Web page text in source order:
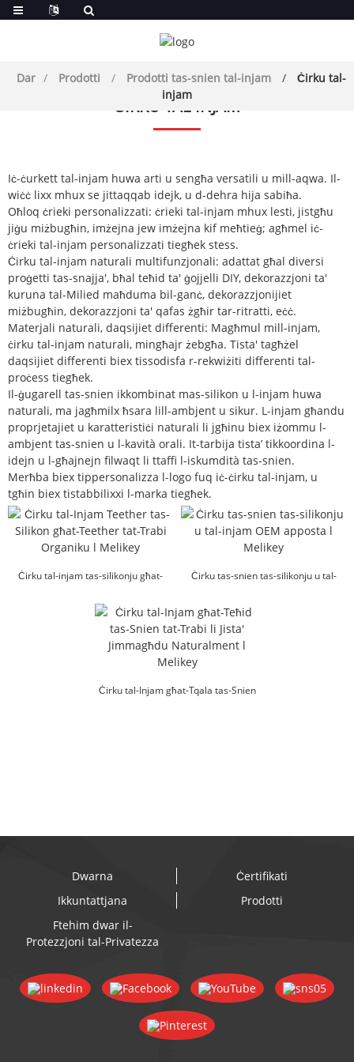
Dar Prodotti Prodotti tas-snien tal-injam
Ċirku tal-
injam
ĊIRKU TAL-INJAM
Iċ-ċurkett tal-injam huwa arti u sengħa versatili u mill-aqwa. Il-
wiċċ lixx mhux se jittaqqab idejk, u d-dehra hija sabiħa.
Oħloq ċrieki personalizzati: ċrieki tal-injam mhux lesti, jistgħu
jiġu miżbugħin, imżejna jew imżejna kif meħtieġ; agħmel iċ-
ċrieki tal-injam personalizzati tiegħek stess.
Ċirku tal-injam naturali multifunzjonali: adattat għal diversi
proġetti tas-snajja', bħal teħid ta' ġojjelli DIY, dekorazzjoni ta'
kuruna tal-Milied maħduma bil-ganċ, dekorazzjonijiet
miżbugħin, dekorazzjoni ta' qafas żgħir tar-ritratti, eċċ.
Materjali naturali, daqsijiet differenti: Magħmul mill-injam,
ċirku tal-injam naturali, mingħajr żebgħa. Tista' tagħżel
daqsijiet differenti biex tissodisfa r-rekwiżiti differenti tal-
proċess tiegħek.
Il-ġugarell tas-snien ikkombinat mas-silikon u l-injam huwa
naturali, ma jagħmilx ħsara lill-ambjent u sikur. L-injam għandu
proprjetajiet u karatteristiċi naturali li jgħinu biex iżommu l-
ambjent tas-snien u l-kavità orali. It-tarbija tista’ tikkoordina l-
idejn u l-għajnejn filwaqt li ttaffi l-iskumdità tas-snien.
Merħba biex tippersonalizza l-logo fuq iċ-ċirku tal-injam, u
tgħin biex tistabbilixxi l-marka tiegħek.
Ċirku tal-injam tas-silikonju għat-
Ċirku tas-snien tas-silikonju u tal-
Ċirku tal-Injam għat-Tqala tas-Snien
Dwarna
Ċertifikati
Ikkuntattjana
Prodotti
Ftehim dwar il-
Protezzjoni tal-Privatezza